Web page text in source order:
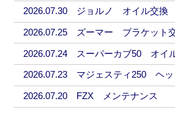
2026.07.30 ジョルノ オイル交換
2026.07.25 ズーマー ブラケット
2026.07.24 スーパーカブ50 オイ
2026.07.23 マジェスティ250 ヘッ
2026.07.20 FZX メンテナンス